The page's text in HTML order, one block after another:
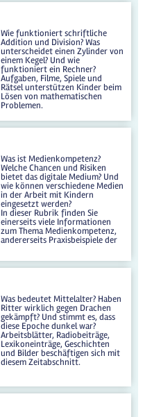
Wie funktioniert schriftliche
Addition und Division? Was
unterscheidet einen Zylinder von
einem Kegel? Und wie
funktioniert ein Rechner?
Aufgaben, Filme, Spiele und
Rätsel unterstützen Kinder beim
Lösen von mathematischen
Problemen.
Was ist Medienkompetenz?
Welche Chancen und Risiken
bietet das digitale Medium? Und
wie können verschiedene Medien
in der Arbeit mit Kindern
eingesetzt werden?
In dieser Rubrik finden Sie
einerseits viele Informationen
zum Thema Medienkompetenz,
andererseits Praxisbeispiele der
Was bedeutet Mittelalter? Haben
Ritter wirklich gegen Drachen
gekämpft? Und stimmt es, dass
diese Epoche dunkel war?
Arbeitsblätter, Radiobeiträge,
Lexikoneinträge, Geschichten
und Bilder beschäftigen sich mit
diesem Zeitabschnitt.